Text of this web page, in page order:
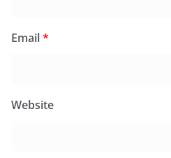
Email*
Website